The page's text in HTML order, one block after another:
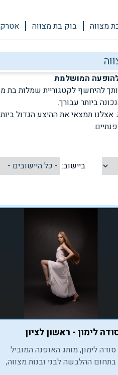
מצווה בוק בת מצווה
המושלמת
להיחשף לקטגוריית שמלות בת
ביותר עבורך.
תמצאי את ההיצע הגדול
ביישוב:
לימון - ראשון לציון
סודה לימון, מותג האופנה המוביל
בתחום ההלבשה לבני ובנות מצווה,